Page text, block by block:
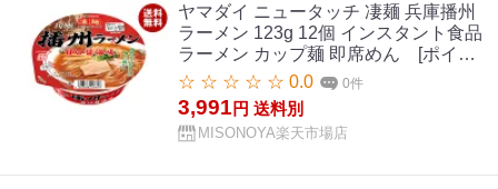
ヤマダイ ニュータッチ 凄麺 兵庫播州
ラーメン 123g 12個 インスタント食品
ラーメン カップ麺 即席めん [ポイン
ト5倍！8/11(火)1時59分まで全品対象
エントリー&購入]ヤマダイ ニュータッ
チ 凄麺 兵庫播州ラーメン 123g×12個
入｜ 送料無料 インスタント食品 ラー
☆ ☆ ☆ ☆ ☆ 0.0 0件
3,991 円 送料別
MISONOYA楽天市場店